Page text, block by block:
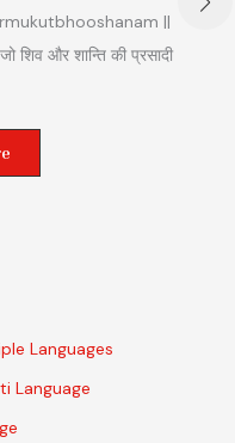
||
शिव और शान्ति की प्रसादी
Languages
Language